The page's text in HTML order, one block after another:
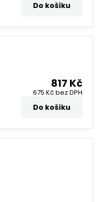
Do košíku
817 Kč
675 Kčbez DPH
Do košíku